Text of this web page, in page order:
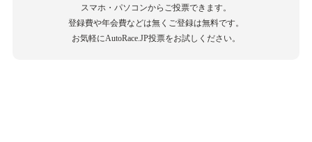
スマホ・パソコンからご投票できます。
登録費や年会費などは無くご登録は無料です。
お気軽にAutoRace.JP投票をお試しください。